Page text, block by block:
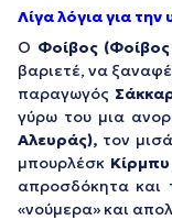
Λίγα λόγια για
Ο Φοίβος
βαριετέ, να
παραγωγός
γύρω του μια
Αλευράς), τον
μπουρλέσκ
απροσδόκητα και
«νούμερα» και